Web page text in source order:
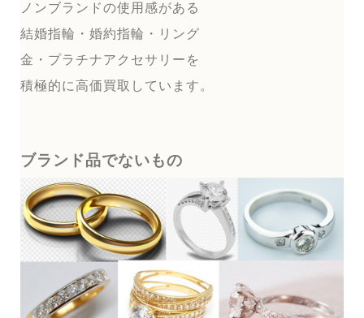
ノンブランドの使用感がある
結婚指輪・婚約指輪・リング
金・プラチナアクセサリーを
積極的に高価買取しています。
ブランド品でないもの